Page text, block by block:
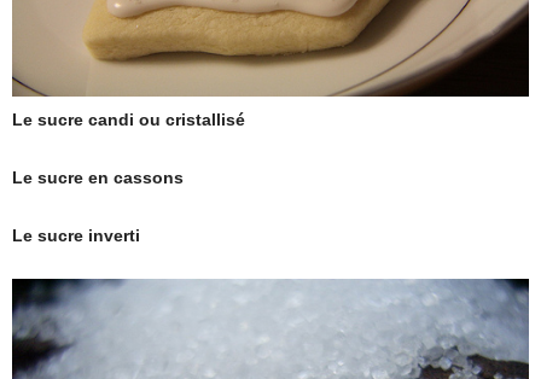
Le sucre candi ou cristallisé
Le sucre en cassons
Le sucre inverti